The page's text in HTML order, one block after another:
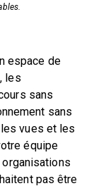
espace de
les
sans
sans
vues et les
équipe
pas être